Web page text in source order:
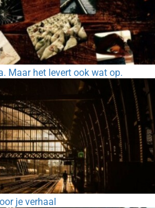
Maar het levert ook wat op.
je verhaal